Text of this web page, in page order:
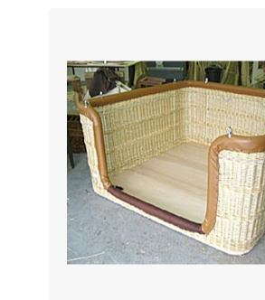
AJOUTER AU DEVIS